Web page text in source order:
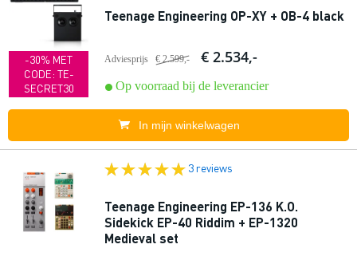
-30% MET
CODE: TE-
SECRET30
Teenage Engineering OP-XY + OB-4 black
Adviesprijs € 2.599,- € 2.534,-
Op voorraad bij de leverancier
In mijn winkelwagen
3 reviews
Teenage Engineering EP-136 K.O.
Sidekick EP-40 Riddim + EP-1320
Medieval set